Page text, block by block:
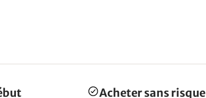
Acheter sans risque